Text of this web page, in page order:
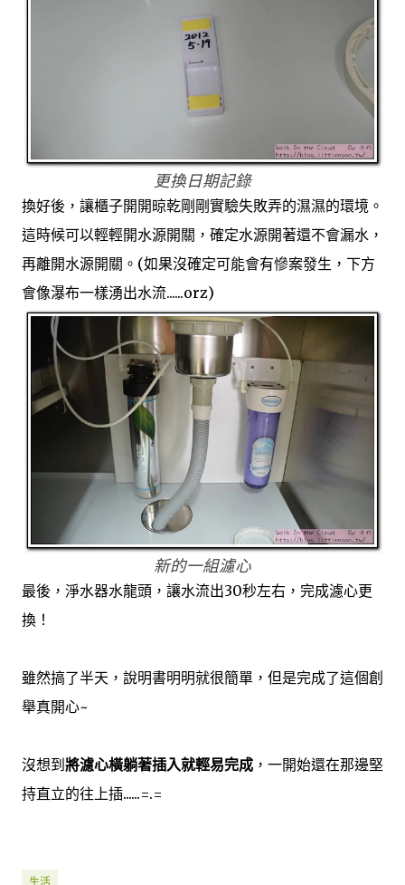
更換日期記錄
換好後，讓櫃子開開晾乾剛剛實驗失敗弄的濕濕的環境。
這時候可以輕輕開水源開關，確定水源開著還不會漏水，
再離開水源開關。(如果沒確定可能會有慘案發生，下方
會像瀑布一樣湧出水流......orz)
新的一組濾心
最後，淨水器水龍頭，讓水流出30秒左右，完成濾心更
換！
雖然搞了半天，說明書明明就很簡單，但是完成了這個創
舉真開心~
沒想到 將濾心橫躺著插入就輕易完成 ，一開始還在那邊堅
持直立的往上插......=.=
生活